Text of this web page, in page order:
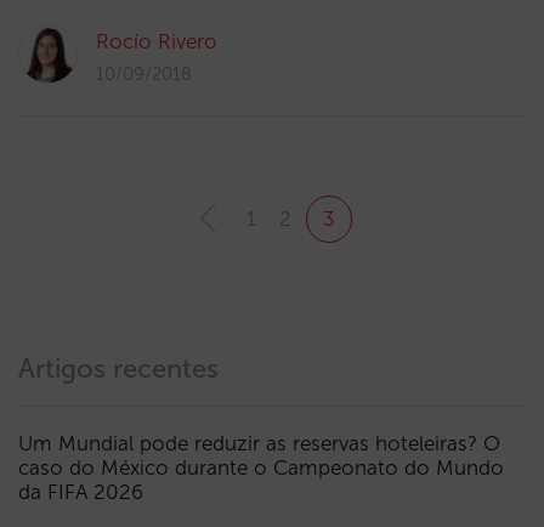
Rocío Rivero
10/09/2018
1 2 3
Artigos recentes
Um Mundial pode reduzir as reservas hoteleiras? O
caso do México durante o Campeonato do Mundo
da FIFA 2026